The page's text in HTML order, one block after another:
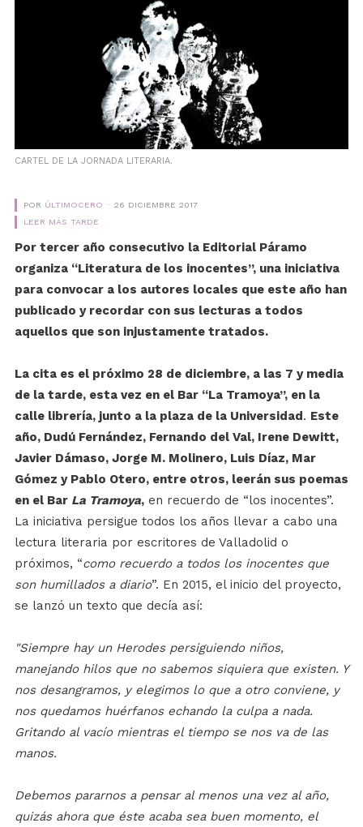
CARTEL DE LA JORNADA LITERARIA.
POR ÚLTIMOCERO
26 DICIEMBRE 2017
LEER MÁS TARDE
Por tercer año consecutivo la Editorial Páramo
organiza “Literatura de los inocentes”, una iniciativa
para convocar a los autores locales que este año han
publicado y recordar con sus lecturas a todos
aquellos que son injustamente tratados.
La cita es el próximo 28 de diciembre, a las 7 y media
de la tarde, esta vez en el Bar “La Tramoya”, en la
calle librería, junto a la plaza de la Universidad. Este
año, Dudú Fernández, Fernando del Val, Irene Dewitt,
Javier Dámaso, Jorge M. Molinero, Luis Díaz, Mar
Gómez y Pablo Otero, entre otros, leerán sus poemas
en el Bar La Tramoya,en recuerdo de “los inocentes”.
La iniciativa persigue todos los años llevar a cabo una
lectura literaria por escritores de Valladolid o
próximos, “como recuerdo a todos los inocentes que
son humillados a diario”. En 2015, el inicio del proyecto,
se lanzó un texto que decía así:
"Siempre hay un Herodes persiguiendo niños,
manejando hilos que no sabemos siquiera que existen. Y
nos desangramos, y elegimos lo que a otro conviene, y
nos quedamos huérfanos echando la culpa a nada.
Gritando al vacío mientras el tiempo se nos va de las
manos.
Debemos pararnos a pensar al menos una vez al año,
quizás ahora que éste acaba sea buen momento, el